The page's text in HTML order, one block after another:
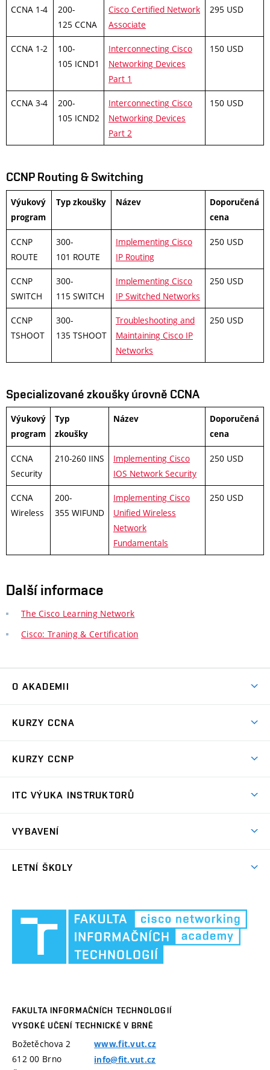
CCNA 1-4
200-
125 CCNA
Cisco Certified Network
Associate
295 USD
CCNA 1-2
100-
105 ICND1
Interconnecting Cisco
Networking Devices
Part 1
150 USD
CCNA 3-4
200-
105 ICND2
Interconnecting Cisco
Networking Devices
Part 2
150 USD
CCNP Routing & Switching
Výukový
program
Typ zkoušky Název
Doporučená
cena
CCNP
ROUTE
300-
101 ROUTE
Implementing Cisco
IP Routing
250 USD
CCNP
SWITCH
300-
115 SWITCH
Implementing Cisco
IP Switched Networks
250 USD
CCNP
TSHOOT
300-
135 TSHOOT
Troubleshooting and
Maintaining Cisco IP
Networks
250 USD
Specializované zkoušky úrovně CCNA
Výukový
program
Typ
zkoušky
Název
Doporučená
cena
CCNA
Security
210-260 IINS
Implementing Cisco
IOS Network Security
250 USD
CCNA
Wireless
200-
355 WIFUND
Implementing Cisco
Unified Wireless
Network
Fundamentals
250 USD
Další informace
The Cisco Learning Network
Cisco: Traning & Certification
O AKADEMII
Certifikace
Software v laboratořích
KURZY CCNA
CCNA ENSA
KURZY CCNP
CCS
ITC VÝUKA INSTRUKTORŮ
VYBAVENÍ
Software v laboratořích
LETNÍ ŠKOLY
Information Security Summer School 2017
Archiv letních škol
Kurzy letních škol
FAKULTA INFORMAČNÍCH TECHNOLOGIÍ
VYSOKÉ UČENÍ TECHNICKÉ V BRNĚ
Božetěchova 2
612 00 Brno
www.fit.vut.cz
info@fit.vut.cz